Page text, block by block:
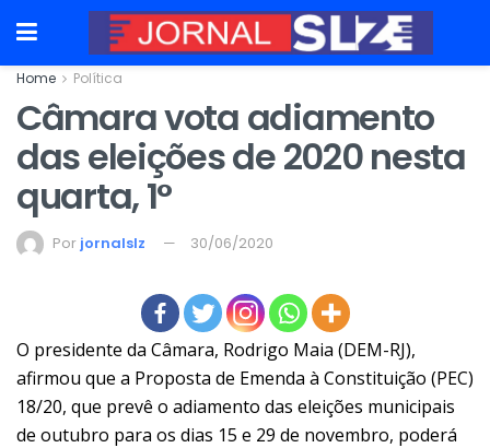
Home Política
Câmara vota adiamento
das eleições de 2020 nesta
quarta, 1°
Por jornalslz 30/06/2020
O presidente da Câmara, Rodrigo Maia (DEM-RJ),
afirmou que a Proposta de Emenda à Constituição (PEC)
18/20, que prevê o adiamento das eleições municipais
de outubro para os dias 15 e 29 de novembro, poderá